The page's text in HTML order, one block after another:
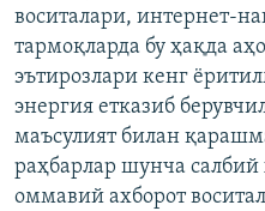
воситалари, интернет-
тармоқларда бу ҳақда
эътирозлари кенг
энергия етказиб
маъсулият билан
раҳбарлар шунча салбий
оммавий ахборот